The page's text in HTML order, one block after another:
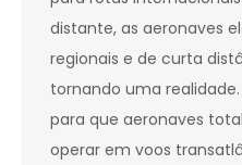
distante, as aeronaves
regionais e de curta
tornando uma
para que aeronaves
operar em voos